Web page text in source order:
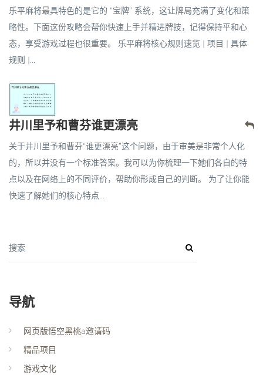
乐平麻将最具特色的是它的 “宝牌” 系统，这让牌局充满了变化和策
略性。下面这份攻略会帮你快速上手并精进牌技，记得保持平和心
态，享受游戏过程也很重要。 乐平麻将核心规则速览 | 项目 | 具体
规则 |...
井川里予和曹芬谁更漂亮
关于井川里予和曹芬“谁更漂亮”这个问题，由于审美是非常个人化
的，所以并没有一个标准答案。我可以为你梳理一下她们各自的特
点以及在网络上的不同评价，帮助你形成自己的判断。 为了让你能
快速了解她们的核心特点...
搜索
导航
网页版悟空黑桃a邀请码
精品项目
游戏文化